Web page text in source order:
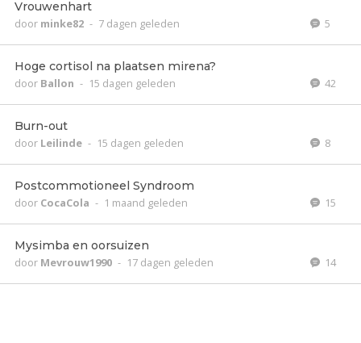
Vrouwenhart
door minke82 - 7 dagen geleden 5
Hoge cortisol na plaatsen mirena?
door Ballon - 15 dagen geleden 42
Burn-out
door Leilinde - 15 dagen geleden 8
Postcommotioneel Syndroom
door CocaCola - 1 maand geleden 15
Mysimba en oorsuizen
door Mevrouw1990 - 17 dagen geleden 14